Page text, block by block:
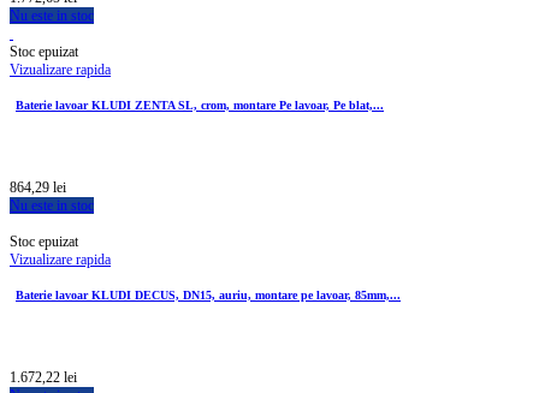
Nu este in stoc
Stoc epuizat
Vizualizare rapida
Baterie lavoar KLUDI ZENTA SL, crom, montare Pe lavoar, Pe blat,...
864,29 lei
Nu este in stoc
Stoc epuizat
Vizualizare rapida
Baterie lavoar KLUDI DECUS, DN15, auriu, montare pe lavoar, 85mm,...
1.672,22 lei